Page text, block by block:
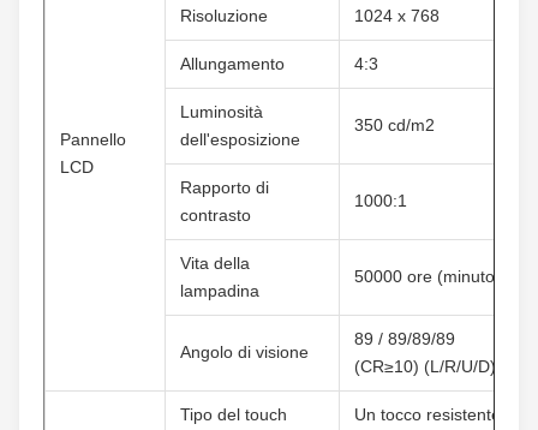
Pannello
LCD
Risoluzione 1024 x 768
Allungamento 4:3
Luminosità
dell'esposizione
350 cd/m2
Rapporto di
contrasto
1000:1
Vita della
lampadina
50000 ore (minuto)
Angolo di visione
89 / 89/89/89
(CR≥10) (L/R/U/D)
Tipo del touch
Un tocco resistente